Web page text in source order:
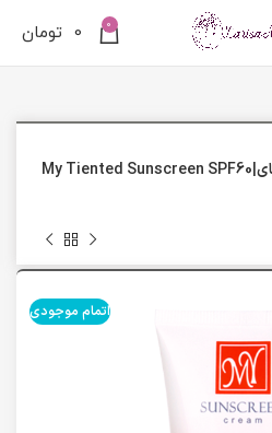
0
0 تومان
کرم ضد آفتاب رنگی SPF60 مای|My Tiented Sunscreen SPF60
اتمام موجودی